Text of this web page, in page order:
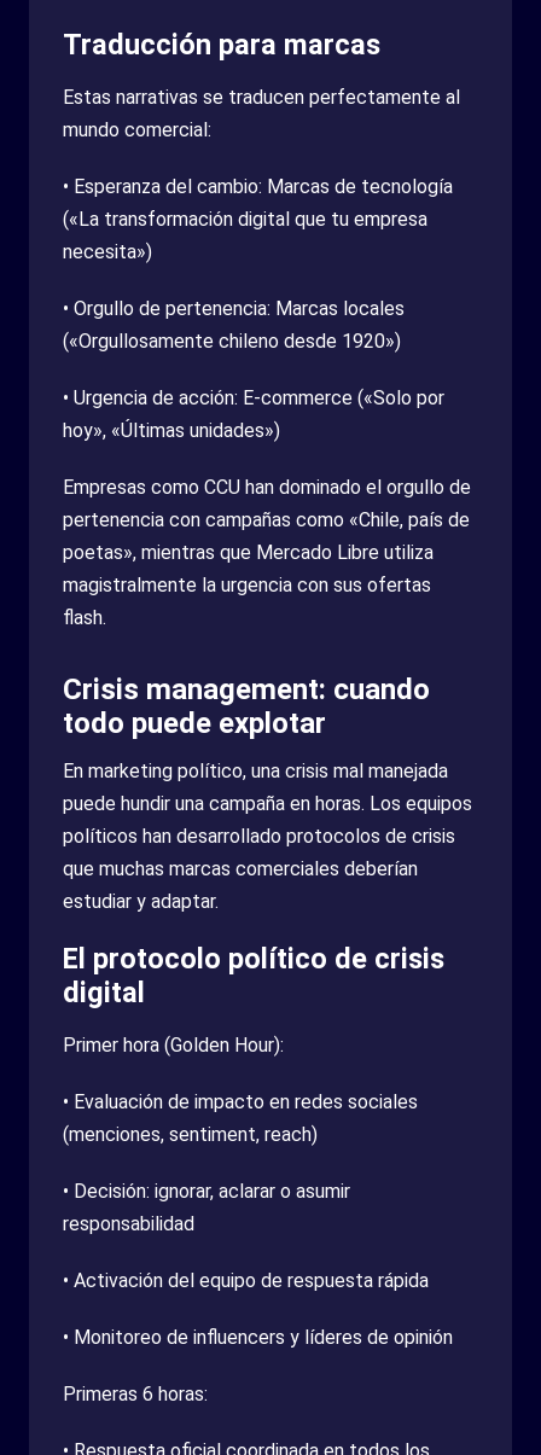
Traducción para marcas
Estas narrativas se traducen perfectamente al
mundo comercial:
• Esperanza del cambio: Marcas de tecnología
(«La transformación digital que tu empresa
necesita»)
• Orgullo de pertenencia: Marcas locales
(«Orgullosamente chileno desde 1920»)
• Urgencia de acción: E-commerce («Solo por
hoy», «Últimas unidades»)
Empresas como CCU han dominado el orgullo de
pertenencia con campañas como «Chile, país de
poetas», mientras que Mercado Libre utiliza
magistralmente la urgencia con sus ofertas
flash.
Crisis management: cuando
todo puede explotar
En marketing político, una crisis mal manejada
puede hundir una campaña en horas. Los equipos
políticos han desarrollado protocolos de crisis
que muchas marcas comerciales deberían
estudiar y adaptar.
El protocolo político de crisis
digital
Primer hora (Golden Hour):
• Evaluación de impacto en redes sociales
(menciones, sentiment, reach)
• Decisión: ignorar, aclarar o asumir
responsabilidad
• Activación del equipo de respuesta rápida
• Monitoreo de influencers y líderes de opinión
Primeras 6 horas: